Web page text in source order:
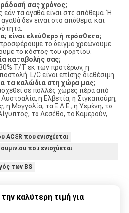
σας χρόνος;
εάν τα αγαθά είναι στο απόθεμα. Ή
δεν είναι στο απόθεμα, και
είναι ελεύθερο ή πρόσθετο;
το δείγμα χρεώνουμε
το κόστος του φορτίου.
καταβολής σας;
T/T εκ των προτέρων, η
L/C είναι επίσης διαθέσιμη.
τα καλώδια στη χώρα μας;
σε πολλές χώρες πέρα από
η Ελβετία, η Σιγκαπούρη,
η Μογγολία, τα Ε.Α.Ε., η Υεμένη, το
Αίγυπτος, το Λεσόθο, το Καμερούν,
ACSR που ενισχύεται
που ενισχύεται
των BS
καλύτερη τιμή για